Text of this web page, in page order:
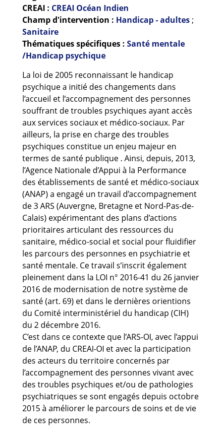
CREAI : CREAI Océan Indien
Champ d'intervention : Handicap - adultes ;
Sanitaire
Thématiques spécifiques : Santé mentale
/Handicap psychique
La loi de 2005 reconnaissant le handicap
psychique a initié des changements dans
l’accueil et l’accompagnement des personnes
souffrant de troubles psychiques ayant accès
aux services sociaux et médico-sociaux. Par
ailleurs, la prise en charge des troubles
psychiques constitue un enjeu majeur en
termes de santé publique . Ainsi, depuis, 2013,
l’Agence Nationale d’Appui à la Performance
des établissements de santé et médico-sociaux
(ANAP) a engagé un travail d’accompagnement
de 3 ARS (Auvergne, Bretagne et Nord-Pas-de-
Calais) expérimentant des plans d’actions
prioritaires articulant des ressources du
sanitaire, médico-social et social pour fluidifier
les parcours des personnes en psychiatrie et
santé mentale. Ce travail s’inscrit également
pleinement dans la LOI n° 2016-41 du 26 janvier
2016 de modernisation de notre système de
santé (art. 69) et dans le dernières orientions
du Comité interministériel du handicap (CIH)
du 2 décembre 2016.
C’est dans ce contexte que l’ARS-OI, avec l’appui
de l’ANAP, du CREAI-OI et avec la participation
des acteurs du territoire concernés par
l’accompagnement des personnes vivant avec
des troubles psychiques et/ou de pathologies
psychiatriques se sont engagés depuis octobre
2015 à améliorer le parcours de soins et de vie
de ces personnes.